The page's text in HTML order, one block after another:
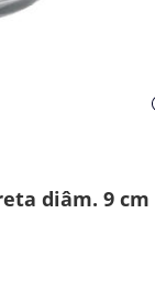
diâm. 9 cm